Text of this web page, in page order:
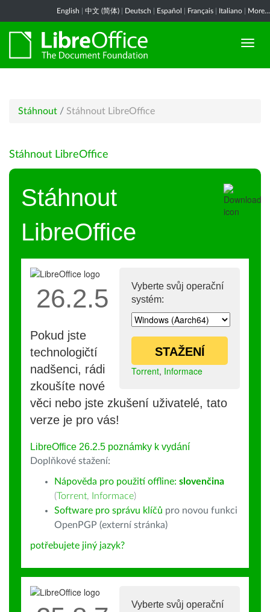
English 中文 (简体) Deutsch Español Français Italiano More...
Stáhnout / Stáhnout LibreOffice
Stáhnout LibreOffice
Stáhnout
LibreOffice
Vyberte svůj operační
systém:
STAŽENÍ
Torrent, Informace
26.2.5
Pokud jste
technologičtí
nadšenci, rádi
zkoušíte nové
věci nebo jste zkušení uživatelé, tato
verze je pro vás!
LibreOffice 26.2.5 poznámky k vydání
Doplňkové stažení:
Nápověda pro použití offline: slovenčina
(Torrent, Informace)
Software pro správu klíčů pro novou funkci
OpenPGP (externí stránka)
potřebujete jiný jazyk?
Vyberte svůj operační